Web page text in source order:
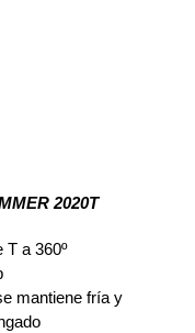
2020T
T a 360º
mantiene fría y